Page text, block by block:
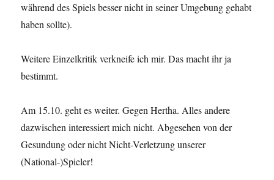
während des Spiels besser nicht in seiner Umgebung gehabt
haben sollte).
Weitere Einzelkritik verkneife ich mir. Das macht ihr ja
bestimmt.
Am 15.10. geht es weiter. Gegen Hertha. Alles andere
dazwischen interessiert mich nicht. Abgesehen von der
Gesundung oder nicht Nicht-Verletzung unserer
(National-)Spieler!